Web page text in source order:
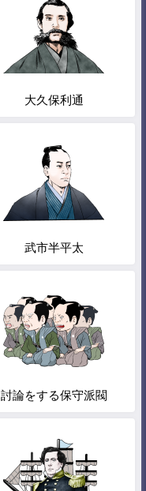
大久保利通
武市半平太
討論をする保守派閥